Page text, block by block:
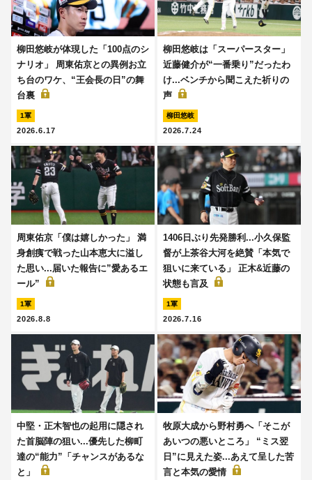
柳田悠岐が体現した「100点のシ
ナリオ」 周東佑京との異例お立
ち台のワケ、“王会長の日”の舞
台裏
1軍
2026.6.17
柳田悠岐は「スーパースター」
近藤健介が“一番乗り”だったわ
け...ベンチから聞こえた祈りの
声
柳田悠岐
2026.7.24
周東佑京「僕は嬉しかった」 満
身創痍で戦った山本恵大に溢し
た思い...届いた報告に”愛あるエ
ール”
1軍
2026.8.8
1406日ぶり先発勝利...小久保監
督が上茶谷大河を絶賛「本気で
狙いに来ている」 正木&近藤の
状態も言及
1軍
2026.7.16
中堅・正木智也の起用に隠され
た首脳陣の狙い...優先した柳町
達の“能力”「チャンスがあるな
と」
牧原大成から野村勇へ「そこが
あいつの悪いところ」 “ミス翌
日”に見えた姿...あえて呈した苦
言と本気の愛情